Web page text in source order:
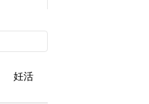
妊活